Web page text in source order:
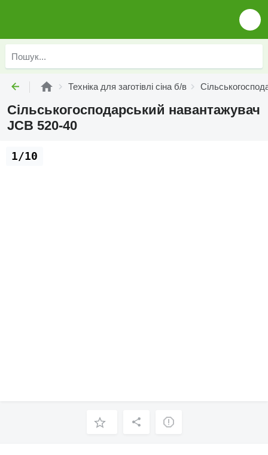
Техніка для заготівлі сіна б/в
Сільськогосподарський навантажувач
JCB 520-40
1/10